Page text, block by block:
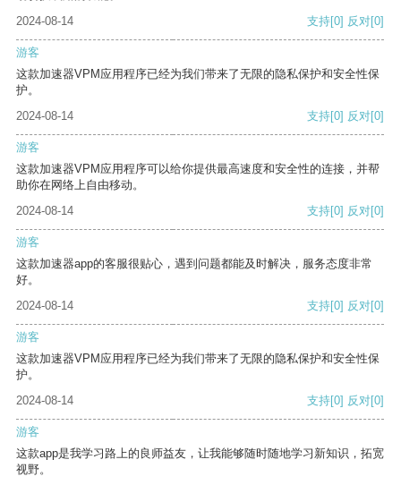
2024-08-14
支持[0] 反对[0]
游客
这款加速器VPM应用程序已经为我们带来了无限的隐私保护和安全性保
护。
2024-08-14
支持[0] 反对[0]
游客
这款加速器VPM应用程序可以给你提供最高速度和安全性的连接，并帮
助你在网络上自由移动。
2024-08-14
支持[0] 反对[0]
游客
这款加速器app的客服很贴心，遇到问题都能及时解决，服务态度非常
好。
2024-08-14
支持[0] 反对[0]
游客
这款加速器VPM应用程序已经为我们带来了无限的隐私保护和安全性保
护。
2024-08-14
支持[0] 反对[0]
游客
这款app是我学习路上的良师益友，让我能够随时随地学习新知识，拓宽
视野。